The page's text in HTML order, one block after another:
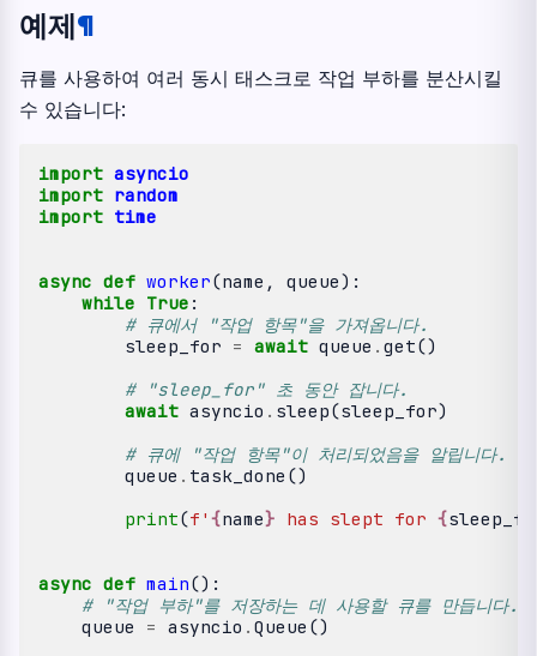
예제¶
큐를 사용하여 여러 동시 태스크로 작업 부하를 분산시킬
수 있습니다:
import asyncio
import random
import time
async def worker(name , queue):
while True :
# 큐에서 "작업 항목"을 가져옵니다.
sleep_for = await queue . get()
# "sleep_for" 초 동안 잡니다.
await asyncio . sleep(sleep_for)
# 큐에 "작업 항목"이 처리되었음을 알립니다.
queue . task_done ()
print(f ' {name} has slept for {
async def main():
# "작업 부하"를 저장하는 데 사용할 큐를 만듭니다.
queue
= asyncio . Queue ()